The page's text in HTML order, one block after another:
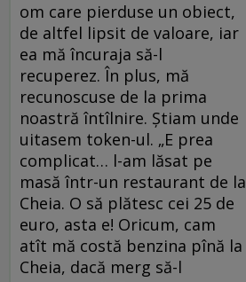
om care pierduse un obiect,
de altfel lipsit de valoare, iar
ea mă încuraja să-l
recuperez. În plus, mă
recunoscuse de la prima
noastră întîlnire. Știam unde
uitasem token-ul. „E prea
complicat… l-am lăsat pe
masă într-un restaurant de la
Cheia. O să plătesc cei 25 de
euro, asta e! Oricum, cam
atît mă costă benzina pînă la
Cheia, dacă merg să-l